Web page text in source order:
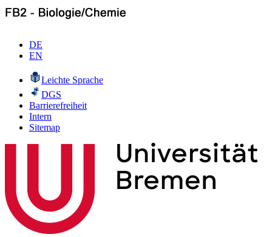
DE
EN
Leichte Sprache
DGS
Barrierefreiheit
Intern
Sitemap